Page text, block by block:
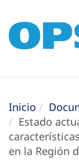
Inicio
Estado
en la Región